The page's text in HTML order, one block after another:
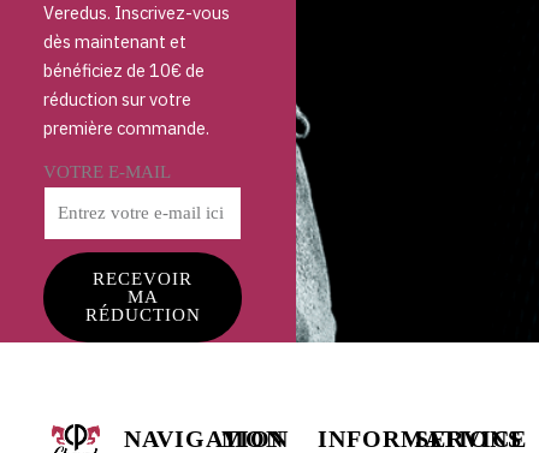
Veredus. Inscrivez-vous
dès maintenant et
bénéficiez de 10€ de
réduction sur votre
première commande.
VOTRE E-MAIL
RECEVOIR
MA
RÉDUCTION
NAVIGATION
MON
INFORMATIONS
SERVICE